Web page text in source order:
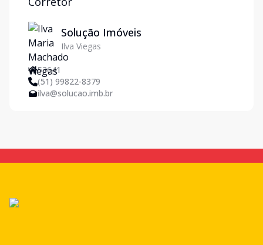
Solução Imóveis
Ilva Viegas
53641
(51) 99822-8379
ilva@solucao.imb.br